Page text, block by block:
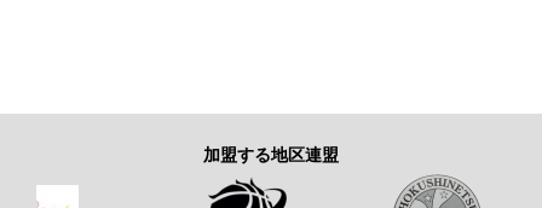
加盟する地区連盟